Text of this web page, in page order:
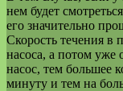
нем будет
его значительно
Скорость течения в
насоса, а потом
насос, тем большее
минуту и тем на